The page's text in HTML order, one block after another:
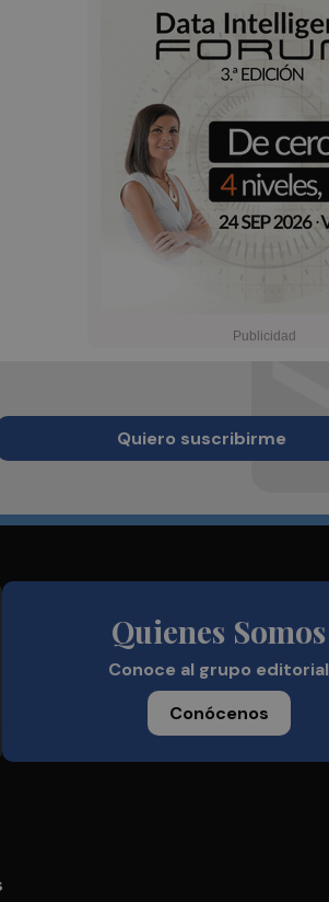
Quiero suscribirme
Quienes Somos
Conoce al grupo editorial
Conócenos